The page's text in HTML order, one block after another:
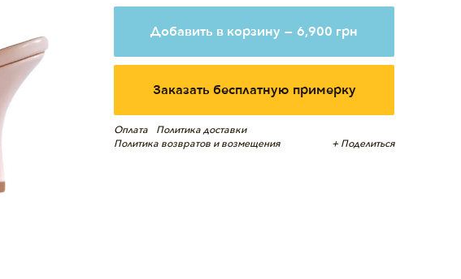
Добавить в корзину — 6,900 грн
Заказать бесплатную примерку
Оплата
Политика доставки
Политика возвратов и возмещения
+ Поделиться